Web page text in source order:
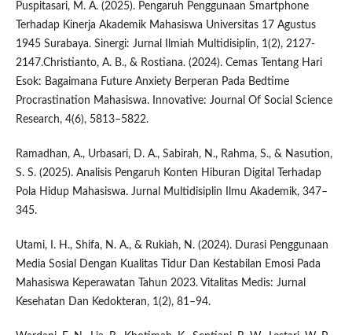
Puspitasari, M. A. (2025). Pengaruh Penggunaan Smartphone
Terhadap Kinerja Akademik Mahasiswa Universitas 17 Agustus
1945 Surabaya. Sinergi: Jurnal Ilmiah Multidisiplin, 1(2), 2127-
2147.Christianto, A. B., & Rostiana. (2024). Cemas Tentang Hari
Esok: Bagaimana Future Anxiety Berperan Pada Bedtime
Procrastination Mahasiswa. Innovative: Journal Of Social Science
Research, 4(6), 5813–5822.
Ramadhan, A., Urbasari, D. A., Sabirah, N., Rahma, S., & Nasution,
S. S. (2025). Analisis Pengaruh Konten Hiburan Digital Terhadap
Pola Hidup Mahasiswa. Jurnal Multidisiplin Ilmu Akademik, 347–
345.
Utami, I. H., Shifa, N. A., & Rukiah, N. (2024). Durasi Penggunaan
Media Sosial Dengan Kualitas Tidur Dan Kestabilan Emosi Pada
Mahasiswa Keperawatan Tahun 2023. Vitalitas Medis: Jurnal
Kesehatan Dan Kedokteran, 1(2), 81–94.